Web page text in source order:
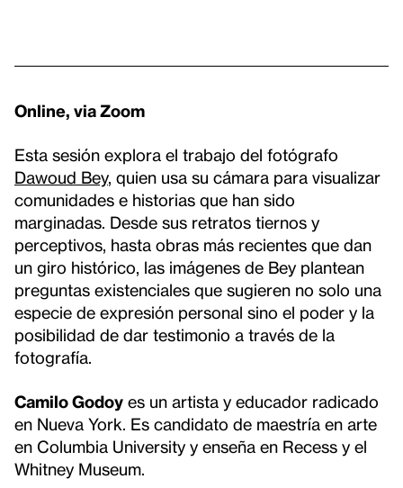
Online, via Zoom
Esta sesión explora el trabajo del fotógrafo
Dawoud Bey, quien usa su cámara para visualizar
comunidades e historias que han sido
marginadas. Desde sus retratos tiernos y
perceptivos, hasta obras más recientes que dan
un giro histórico, las imágenes de Bey plantean
preguntas existenciales que sugieren no solo una
especie de expresión personal sino el poder y la
posibilidad de dar testimonio a través de la
fotografía.
Camilo Godoy es un artista y educador radicado
en Nueva York. Es candidato de maestría en arte
en Columbia University y enseña en Recess y el
Whitney Museum.